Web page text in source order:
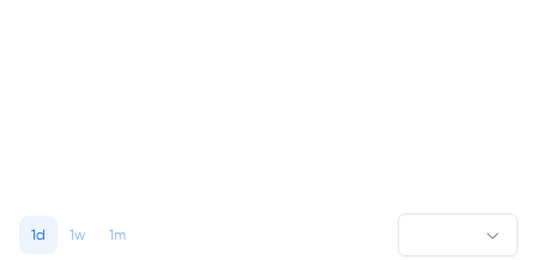
1d 1w 1m